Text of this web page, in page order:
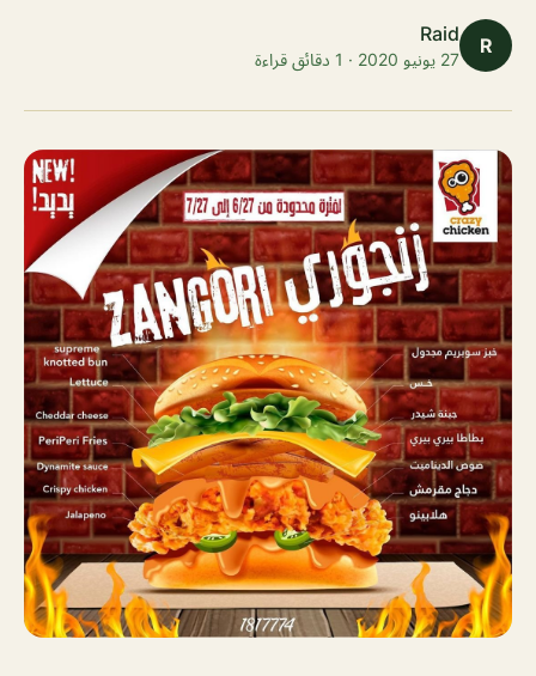
R
Raid
27 يونيو 2020 · 1 دقائق قراءة